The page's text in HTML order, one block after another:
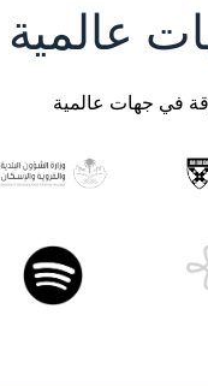
عالمية
في جهات عالمية